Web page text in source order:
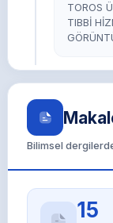
Bilimsel
15
TOROS
TIBBİ